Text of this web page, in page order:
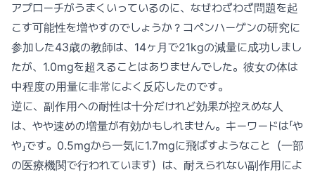
アプローチがうまくいっているのに、なぜわざわざ問題を起
こす可能性を増やすのでしょうか？コペンハーゲンの研究に
参加した43歳の教師は、14ヶ月で21kgの減量に成功しまし
たが、1.0mgを超えることはありませんでした。彼女の体は
中程度の用量に非常によく反応したのです。
逆に、副作用への耐性は十分だけれど効果が控えめな人
は、やや速めの増量が有効かもしれません。キーワードは「や
や」です。0.5mgから一気に1.7mgに飛ばすようなこと（一部
の医療機関で行われています）は、耐えられない副作用によ